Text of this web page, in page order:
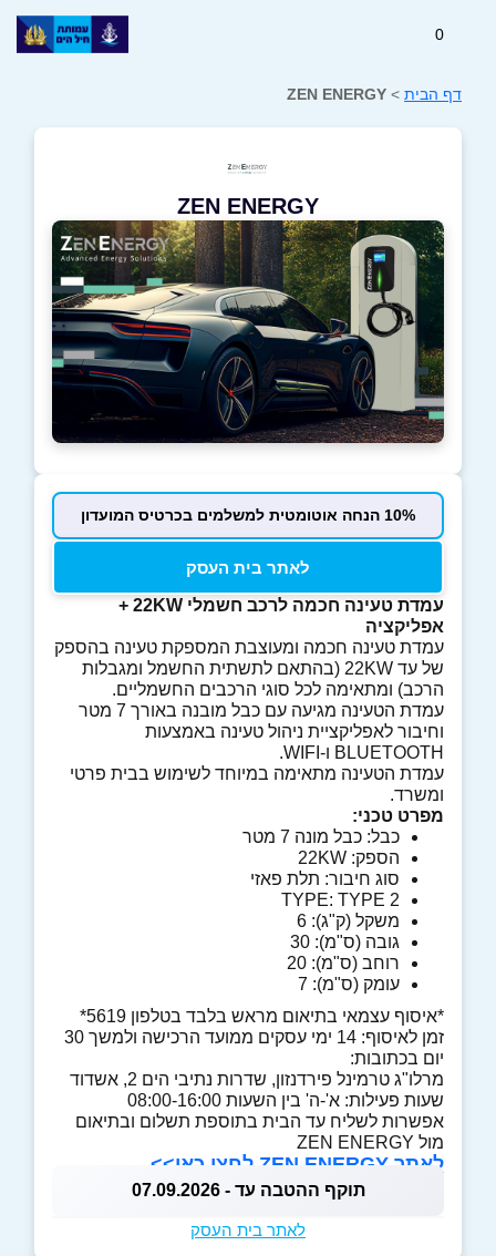
0
דף הבית >
ZEN ENERGY
ZEN ENERGY
10% הנחה אוטומטית למשלמים בכרטיס המועדון
לאתר בית העסק
עמדת טעינה חכמה לרכב חשמלי 22KW +
אפליקציה
עמדת טעינה חכמה ומעוצבת המספקת טעינה בהספק
של עד 22KW (בהתאם לתשתית החשמל ומגבלות
הרכב) ומתאימה לכל סוגי הרכבים החשמליים.
עמדת הטעינה מגיעה עם כבל מובנה באורך 7 מטר
וחיבור לאפליקציית ניהול טעינה באמצעות
BLUETOOTH ו-WIFI.
עמדת הטעינה מתאימה במיוחד לשימוש בבית פרטי
ומשרד.
מפרט טכני:
כבל: כבל מונה 7 מטר
הספק: 22KW
סוג חיבור: תלת פאזי
TYPE: TYPE 2
משקל (ק"ג): 6
גובה (ס"מ): 30
רוחב (ס"מ): 20
עומק (ס"מ): 7
*איסוף עצמאי בתיאום מראש בלבד בטלפון 5619*
זמן לאיסוף: 14 ימי עסקים ממועד הרכישה ולמשך 30
יום בכתובות:
מרלו"ג טרמינל פירדנזון, שדרות נתיבי הים 2, אשדוד
שעות פעילות: א'-ה' בין השעות 08:00-16:00
אפשרות לשליח עד הבית בתוספת תשלום ובתיאום
מול ZEN ENERGY
לאתר ZEN ENERGY לחצו כאן>>
תוקף ההטבה עד - 07.09.2026
לאתר בית העסק